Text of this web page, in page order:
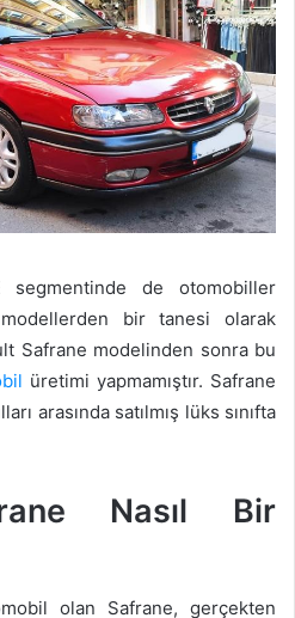
segmentinde de otomobiller
bir tanesi olarak
Safrane modelinden sonra bu
üretimi yapmamıştır. Safrane
arasında satılmış lüks sınıfta
Nasıl Bir
olan Safrane, gerçekten